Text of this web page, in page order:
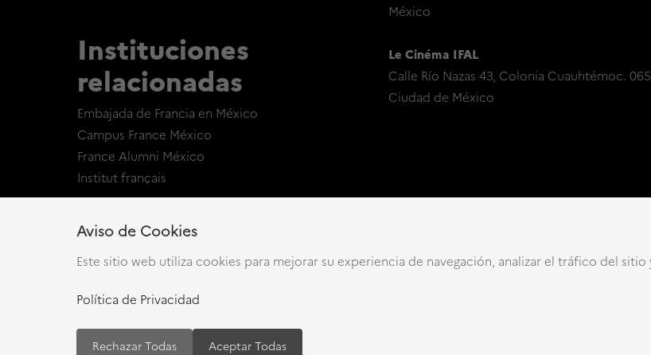
Aviso de Cookies
Este sitio web utiliza cookies para mejorar su experiencia de navegación, analizar el tráfico del
Política de Privacidad
Rechazar Todas Aceptar Todas
Instituciones
relacionadas
Embajada de Francia en México
Campus France México
France Alumni México
Institut français
México
Le Cinéma IFAL
Calle Río Nazas 43, Colonia Cuauhtémoc.
Ciudad de México